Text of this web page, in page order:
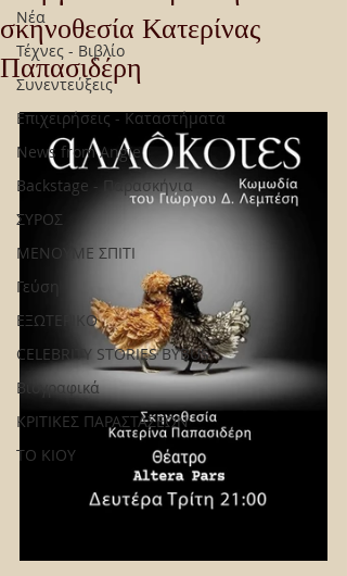
Νέα
Τέχνες - Βιβλίο
Συνεντεύξεις
Επιχειρήσεις - Καταστήματα
News from Angie
Backstage - Παρασκήνια
ΣΥΡΟΣ
ΜΕΝΟΥΜΕ ΣΠΙΤΙ
Γεύση
ΕΞΩΤΕΡΙΚΟ
CELEBRITY STORIES BYBUS
Βιογραφικά
ΚΡΙΤΙΚΕΣ ΠΑΡΑΣΤΑΣΕΩΝ
ΤΟ ΚΙΟΥ
σκηνοθεσία Κατερίνας
Παπασιδέρη